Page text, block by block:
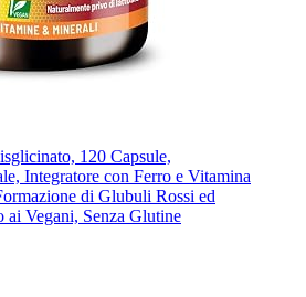
120 Capsule,
Integratore con Ferro e Vitamina
di Glubuli Rossi ed
ai Vegani, Senza Glutine